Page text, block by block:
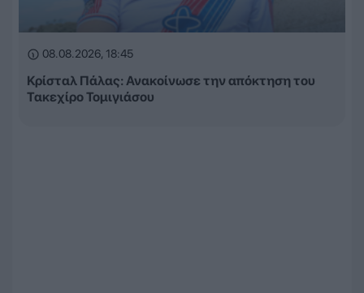
08.08.2026, 18:45
Κρίσταλ Πάλας: Ανακοίνωσε την απόκτηση του
Τακεχίρο Τομιγιάσου